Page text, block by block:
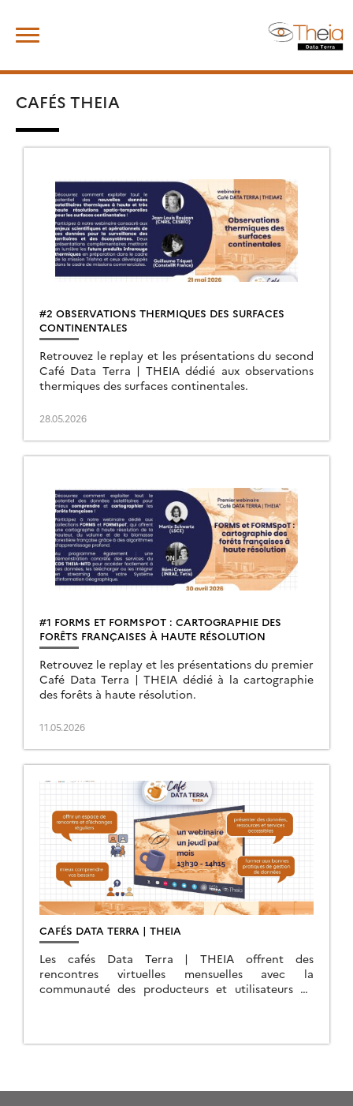
content
CAFÉS THEIA
#2 OBSERVATIONS THERMIQUES DES SURFACES
CONTINENTALES
Retrouvez le replay et les présentations du second
Café Data Terra | THEIA dédié aux observations
thermiques des surfaces continentales.
28.05.2026
#1 FORMS ET FORMSPOT : CARTOGRAPHIE DES
FORÊTS FRANÇAISES À HAUTE RÉSOLUTION
Retrouvez le replay et les présentations du premier
Café Data Terra | THEIA dédié à la cartographie
des forêts à haute résolution.
11.05.2026
CAFÉS DATA TERRA | THEIA
Les cafés Data Terra | THEIA offrent des
rencontres virtuelles mensuelles avec la
communauté des producteurs et utilisateurs de